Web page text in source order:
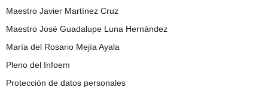
Maestro Javier Martínez Cruz
Maestro José Guadalupe Luna Hernández
María del Rosario Mejía Ayala
Pleno del Infoem
Protección de datos personales